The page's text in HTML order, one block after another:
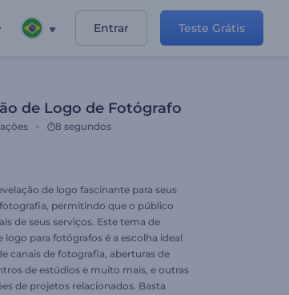
Entrar Teste Grátis
de Logo de Fotógrafo
8 segundos
de logo fascinante para seus
permitindo que o público
de seus serviços. Este tema de
logo para fotógrafos é a escolha ideal
canais de fotografia, aberturas de
de estúdios e muito mais, e outras
de projetos relacionados. Basta